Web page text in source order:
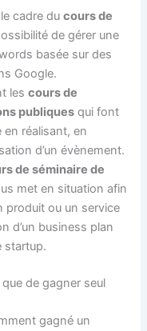
cadre ducours de
de gérer une
basée sur des
Google.
lescours de
publiques qui font
en réalisant, en
d’un évènement.
de séminaire de
met en situation afin
produit ou un service
d’un business plan
startup.
de gagner seul
gagné un